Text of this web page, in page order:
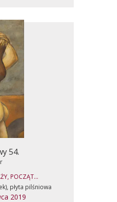
54.
POCZĄT...
płyta pilśniowa
2019